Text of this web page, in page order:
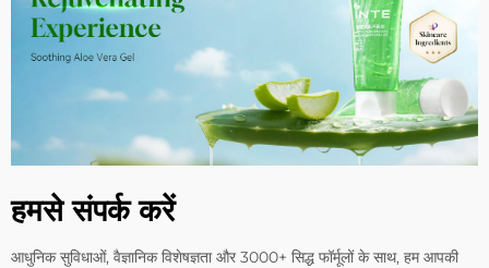
हमसे संपर्क करें
आधुनिक सुविधाओं, वैज्ञानिक विशेषज्ञता और 3000+ सिद्ध फॉर्मूलों के साथ, हम आपकी